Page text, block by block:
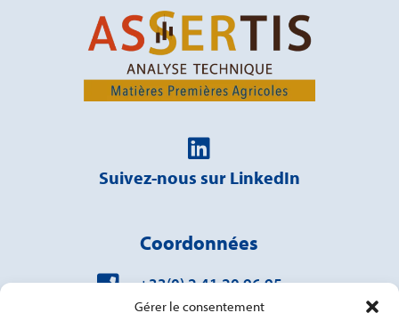
Gérer le consentement

Suivez-nous sur LinkedIn
Coordonnées
 +33(0) 2 41 20 96 95